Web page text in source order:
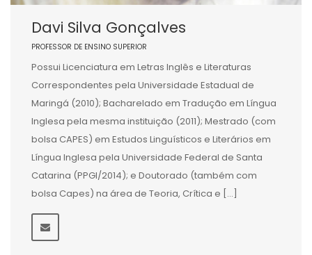
Davi Silva Gonçalves
PROFESSOR DE ENSINO SUPERIOR
Possui Licenciatura em Letras Inglês e Literaturas
Correspondentes pela Universidade Estadual de
Maringá (2010); Bacharelado em Tradução em Língua
Inglesa pela mesma instituição (2011); Mestrado (com
bolsa CAPES) em Estudos Linguísticos e Literários em
Língua Inglesa pela Universidade Federal de Santa
Catarina (PPGI/2014); e Doutorado (também com
bolsa Capes) na área de Teoria, Crítica e […]